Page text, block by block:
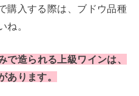
購入する際は、ブドウ品種
ね。
で造られる上級ワインは、
あります。